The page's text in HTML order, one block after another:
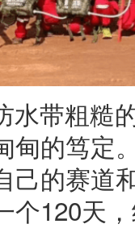
水带粗糙
甸的笃定
己的赛道
个120天